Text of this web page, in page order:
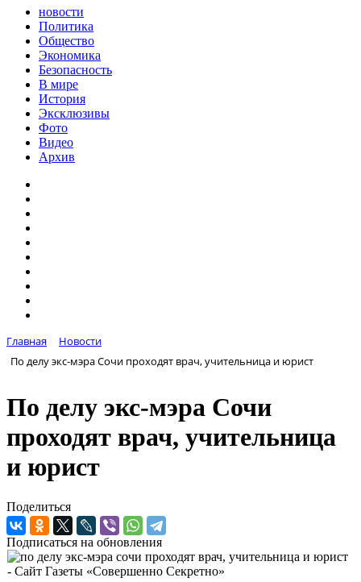
новости
Политика
Общество
Экономика
Безопасность
В мире
История
Эксклюзивы
Фото
Видео
Архив
Главная
Новости
По делу экс-мэра Сочи проходят врач, учительница и юрист
По делу экс-мэра Сочи
проходят врач, учительница
и юрист
Поделиться
Подписаться на обновления